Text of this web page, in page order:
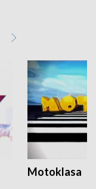
Motoklasa